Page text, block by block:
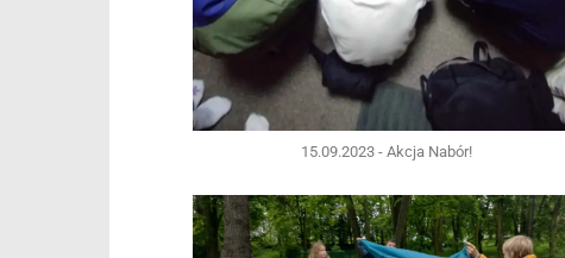
15.09.2023 - Akcja Nabór!